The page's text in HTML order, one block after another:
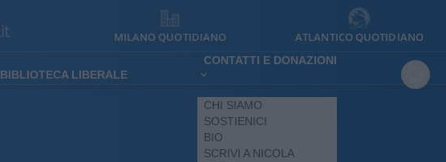
MILANO QUOTIDIANO ATLANTICO QUOTIDIANO
BIBLIOTECA LIBERALE
CONTATTI E DONAZIONI
CHI SIAMO
SOSTIENICI
BIO
SCRIVI A NICOLA